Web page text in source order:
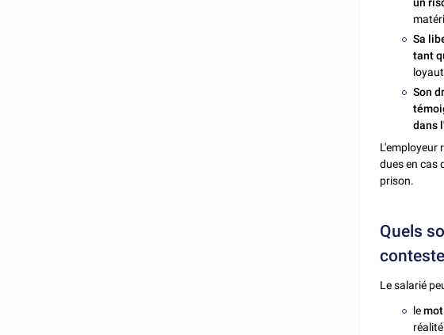
Sa
tant
Son
dans
L'employeur
dues en cas
prison.
Quels
Le salarié
le